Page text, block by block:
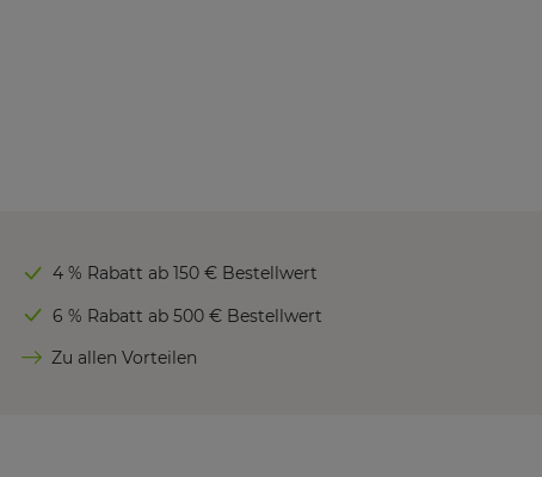
4 % Rabatt ab 150 € Bestellwert
6 % Rabatt ab 500 € Bestellwert
Zu allen Vorteilen